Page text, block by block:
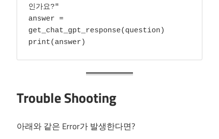
인가요?"
answer =
get_chat_gpt_response(question)
print(answer)
Trouble Shooting
아래와 같은 Error가 발생한다면?